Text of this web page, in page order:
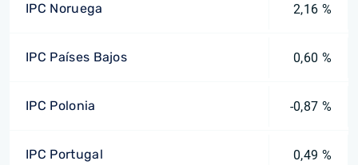
IPC Noruega 2,16 %
IPC Países Bajos 0,60 %
IPC Polonia -0,87 %
IPC Portugal 0,49 %